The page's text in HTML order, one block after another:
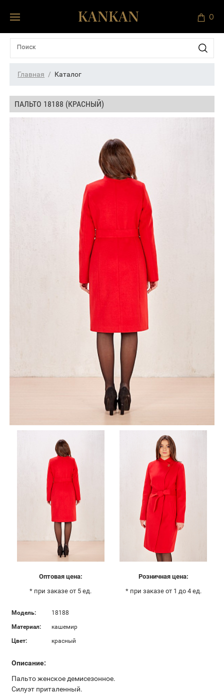
0
Главная Каталог
ПАЛЬТО 18188 (КРАСНЫЙ)
Оптовая цена:
* при заказе от 5 ед.
Розничная цена:
* при заказе от 1 до 4 ед.
Модель:
18188
Материал:
кашемир
Цвет:
красный
Описание:
Пальто женское демисезонное.
Силуэт приталенный.